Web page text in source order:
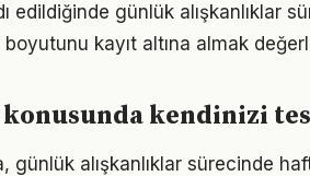
edildiğinde günlük alışkanlıklar
kayıt altına almak
kendinizi
günlük alışkanlıklar sürecinde